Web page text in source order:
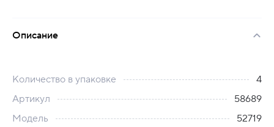
Описание
Количество в упаковке
4
Артикул
58689
Модель
52719